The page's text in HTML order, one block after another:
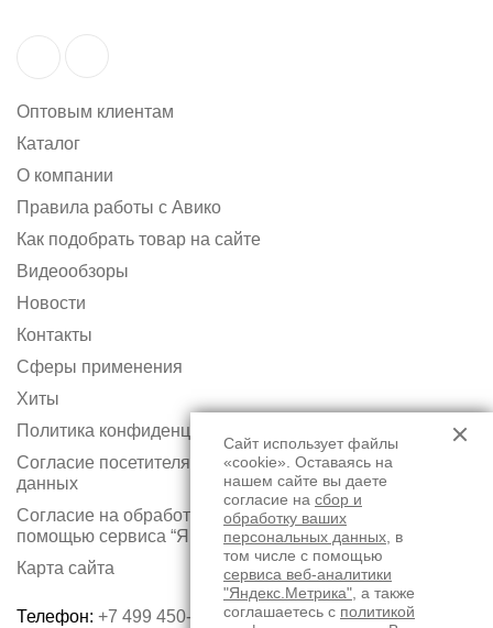
Оптовым клиентам
Каталог
О компании
Правила работы с Авико
Как подобрать товар на сайте
Видеообзоры
Новости
Контакты
Сферы применения
Хиты
Политика конфиденциальности
Согласие посетителя сайта на обработку персональных
данных
Согласие на обработку персональных данных с
помощью сервиса “Яндекс.Метрика”
Карта сайта
Телефон: +7 499 450-75-50
Сайт использует файлы
«cookie». Оставаясь на
нашем сайте вы даете
согласие на сбор и
обработку ваших
персональных данных , в
том числе с помощью
сервиса веб-аналитики
"Яндекс.Метрика" , а также
соглашаетесь с политикой